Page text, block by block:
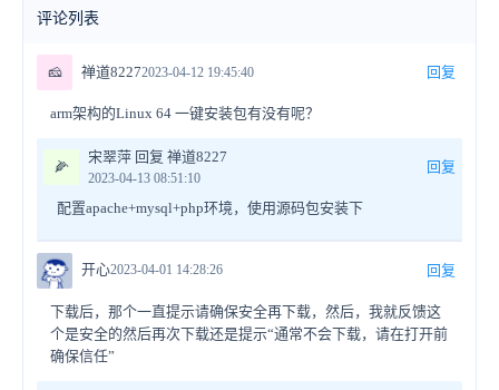
评论列表
🧀 禅道82272023-04-12 19:45:40 回复
arm架构的Linux 64 一键安装包有没有呢？
🌽
宋翠萍 回复 禅道8227
2023-04-13 08:51:10
回复
配置apache+mysql+php环境，使用源码包安装下
开心2023-04-01 14:28:26 回复
下载后，那个一直提示请确保安全再下载，然后，我就反馈这
个是安全的然后再次下载还是提示“通常不会下载，请在打开前
确保信任”